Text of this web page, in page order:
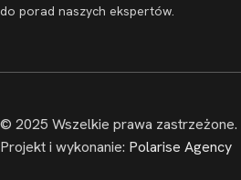
do porad naszych ekspertów.
© 2025 Wszelkie prawa zastrzeżone.
Projekt i wykonanie: Polarise Agency